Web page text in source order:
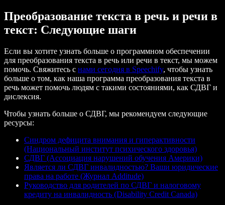
Преобразование текста в речь и речи в
текст: Следующие шаги
Если вы хотите узнать больше о программном обеспечении
для преобразования текста в речь или речи в текст, мы можем
помочь. Свяжитесь с нами сегодня в Speechify, чтобы узнать
больше о том, как наша программа преобразования текста в
речь может помочь людям с такими состояниями, как СДВГ и
дислексия.
Чтобы узнать больше о СДВГ, мы рекомендуем следующие
ресурсы:
Синдром дефицита внимания и гиперактивности
(Национальный институт психического здоровья)
СДВГ (Ассоциация нарушений обучения Америки)
Является ли СДВГ инвалидностью? Ваши юридические
права на работе (Журнал Additude)
Руководство для родителей по СДВГ и налоговому
кредиту на инвалидность (Disability Credit Canada)